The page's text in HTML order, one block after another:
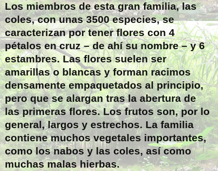
Los miembros de esta gran familia, las
coles, con unas 3500 especies, se
caracterizan por tener flores con 4
pétalos en cruz – de ahí su nombre – y 6
estambres. Las flores suelen ser
amarillas o blancas y forman racimos
densamente empaquetados al principio,
pero que se alargan tras la abertura de
las primeras flores. Los frutos son, por lo
general, largos y estrechos. La familia
contiene muchos vegetales importantes,
como los nabos y las coles, así como
muchas malas hierbas.